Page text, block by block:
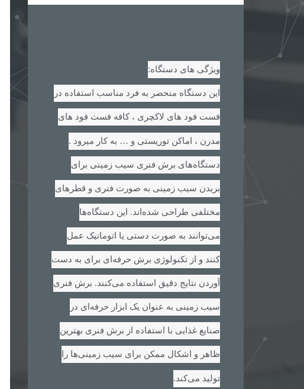
ویژگی های دستگاه:
این دستگاه منحصر به فرد مناسب استفاده در
فست فود های لاکچری ، کافه فست فود های
مدرن ، اماکن توریستی و … به کار میرود .
دستگاه‌های برش فنری سیب زمینی برای
بریدن سیب زمینی به صورت فنری و قطرهای
مختلفی طراحی شده‌اند. این دستگاه‌ها
می‌توانند به صورت دستی یا اتوماتیک عمل
کنند و از تکنولوژی برش حرفه‌ای برای به دست
آوردن نتایج دقیق استفاده می‌کنند. برش فنری
سیب زمینی به عنوان یک ابزار حرفه‌ای در
صنایع غذایی با استفاده از برش فنری بهترین
ظاهر و اشکال ممکن برای سیب زمینی‌ها را
تولید می‌کند.